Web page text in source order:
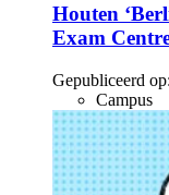
Houten
Exam
Gepubliceerd op:
Campus